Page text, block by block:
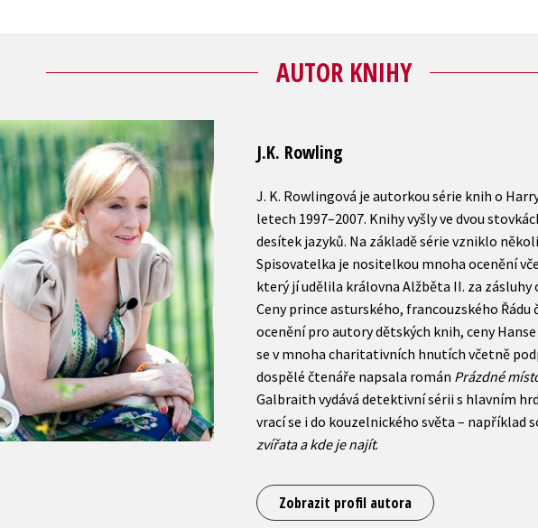
AUTOR KNIHY
J.K. Rowling
J. K. Rowlingová je autorkou série knih o
letech 1997–2007. Knihy vyšly ve dvou
desítek jazyků. Na základě série vzniklo
Spisovatelka je nositelkou mnoha ocenění
který jí udělila královna Alžběta II. za
Ceny prince asturského, francouzského Řádu
ocenění pro autory dětských knih, ceny
se v mnoha charitativních hnutích včetně
dospělé čtenáře napsala román Prázdné
Galbraith vydává detektivní sérii s hlavním
vrací se i do kouzelnického světa – například
zvířata a kde je najít.
Zobrazit profil autora